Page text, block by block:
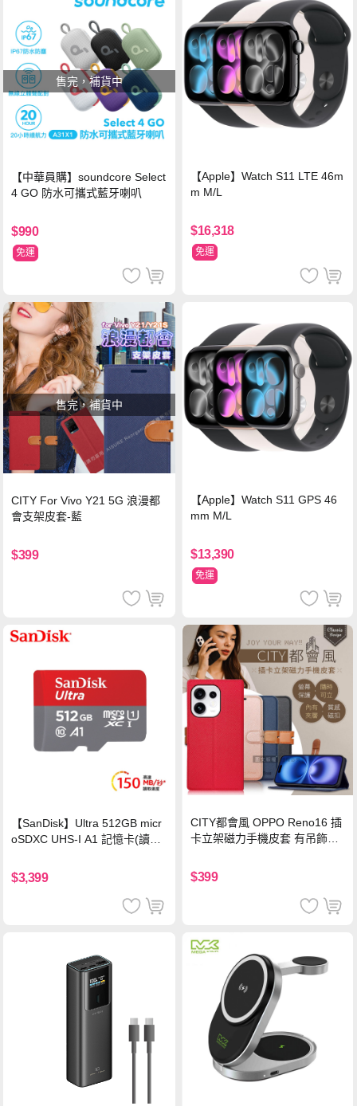
售完，補貨中
【中華員購】soundcore Select
4 GO 防水可攜式藍牙喇叭
$990
免運
【Apple】Watch S11 LTE 46m
m M/L
$16,318
免運
售完，補貨中
CITY For Vivo Y21 5G 浪漫都
會支架皮套-藍
$399
【Apple】Watch S11 GPS 46
mm M/L
$13,390
免運
【SanDisk】Ultra 512GB micr
oSDXC UHS-I A1 記憶卡(讀取
$3,399
CITY都會風 OPPO Reno16 插
卡立架磁力手機皮套 有吊飾孔
$399